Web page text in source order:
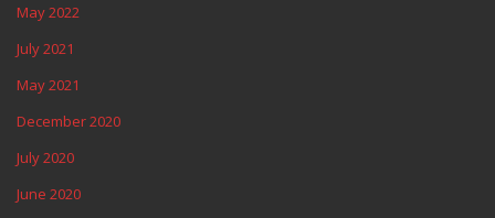
May 2022
July 2021
May 2021
December 2020
July 2020
June 2020